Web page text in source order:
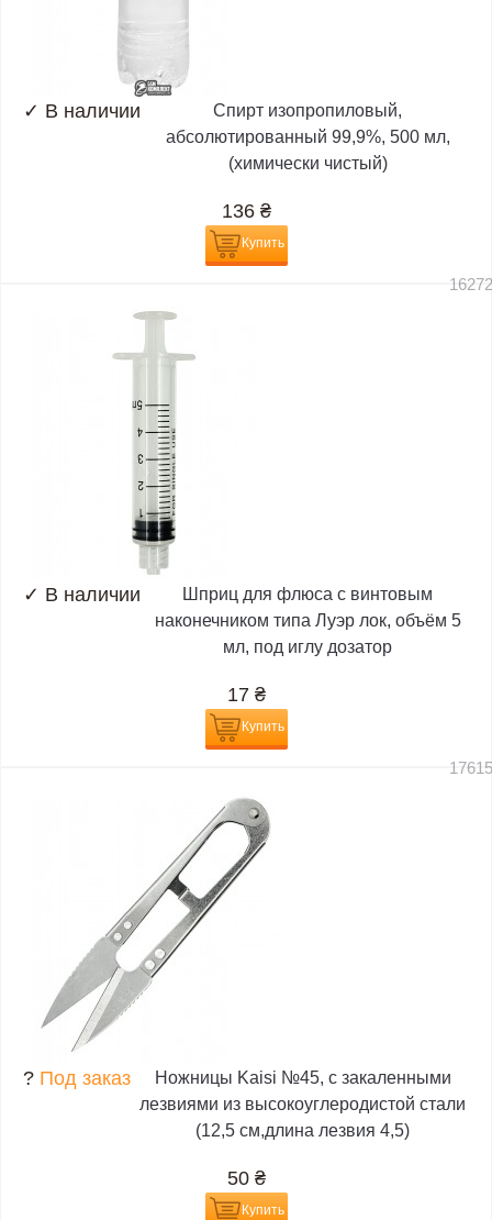
✓ В наличии
Спирт изопропиловый,
абсолютированный 99,9%, 500 мл,
(химически чистый)
136 ₴
Купить
✓ В наличии
Шприц для флюса с винтовым
наконечником типа Луэр лок, объём 5
мл, под иглу дозатор
17 ₴
Купить
? Под заказ
Ножницы Kaisi №45, с закаленными
лезвиями из высокоуглеродистой стали
(12,5 см,длина лезвия 4,5)
50 ₴
Купить